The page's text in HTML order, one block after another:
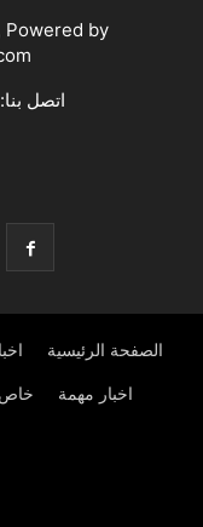
Powered by
اتصل بنا:
الصفحة الرئيسية
اخبار مهمة خاص